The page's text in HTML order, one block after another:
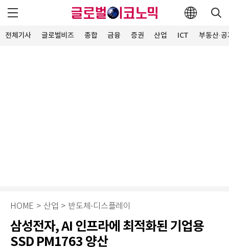
전체기사 글로벌비즈 종합 금융 증권 산업 ICT 부동산·
HOME > 산업 > 반도체·디스플레이
삼성전자, AI 인프라에 최적화된 기업용
SSD PM1763 양산